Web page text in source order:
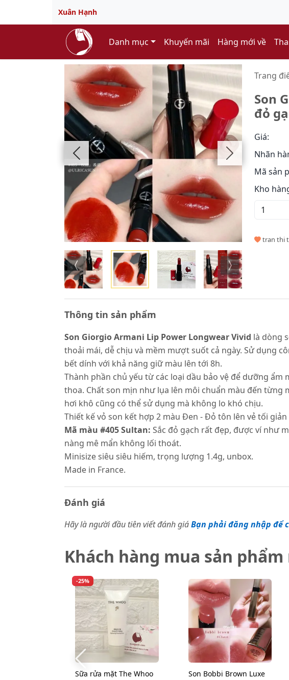
Xuân Hạnh
Danh mục Khuyến mãi Hàng mới về
Trang
Son
đỏ
Giá:
Nhãn
Mã sản
Kho
tran thi
Thông tin sản phẩm
Son Giorgio Armani Lip Power Longwear Vivid là dòng
thoải mái, dễ chịu và mềm mượt suốt cả ngày. Sử dụng
bết dính với khả năng giữ màu lên tới 8h.
Thành phần chủ yếu từ các loại dầu bảo vệ để dưỡng
thoa. Chất son mịn như lụa lên môi chuẩn màu đến từng
hơi khô cũng có thể sử dụng mà không lo khó chịu.
Thiết kế vỏ son kết hợp 2 màu Đen - Đỏ tôn lên vẻ tối
Mã màu #405 Sultan: Sắc đỏ gạch rất đẹp, được ví như
nàng mê mẩn không lối thoát.
Minisize siêu siêu hiếm, trọng lượng 1.4g, unbox.
Made in France.
Đánh giá
Hãy là người đầu tiên viết đánh giáBạn phải đăng nhập để
Khách hàng mua sản
-25%
Sữa rửa mặt The Whoo
Son Bobbi Brown Luxe